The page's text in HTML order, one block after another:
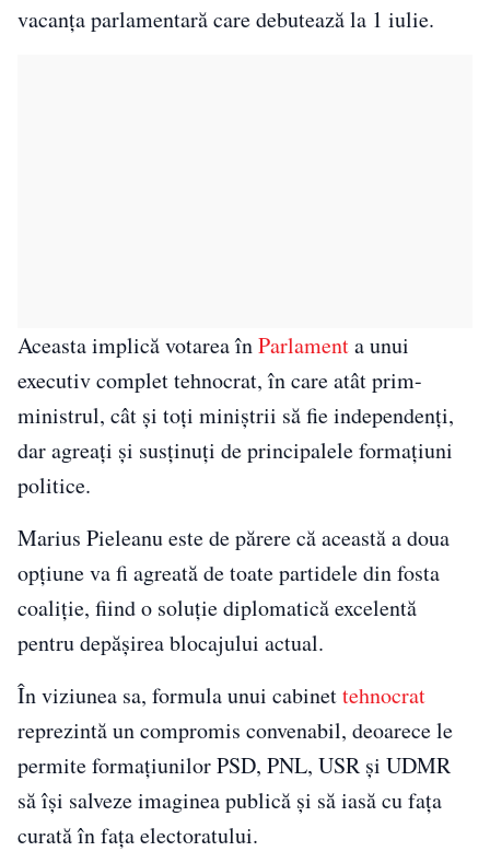
vacanța parlamentară care debutează la 1 iulie.
Aceasta implică votarea înParlamenta unui
executiv complet tehnocrat, în care atât prim-
ministrul, cât și toți miniștrii să fie independenți,
dar agreați și susținuți de principalele formațiuni
politice.
Marius Pieleanu este de părere că această a doua
opțiune va fi agreată de toate partidele din fosta
coaliție, fiind o soluție diplomatică excelentă
pentru depășirea blocajului actual.
În viziunea sa, formula unui cabinettehnocrat
reprezintă un compromis convenabil, deoarece le
permite formațiunilor PSD, PNL, USR și UDMR
să își salveze imaginea publică și să iasă cu fața
curată în fața electoratului.